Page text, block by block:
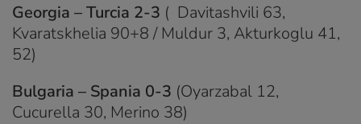
Georgia – Turcia 2-3 ( Davitashvili 63,
Kvaratskhelia 90+8 / Muldur 3, Akturkoglu 41,
52)
Bulgaria – Spania 0-3 (Oyarzabal 12,
Cucurella 30, Merino 38)